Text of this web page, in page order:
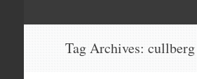
Tag Archives: